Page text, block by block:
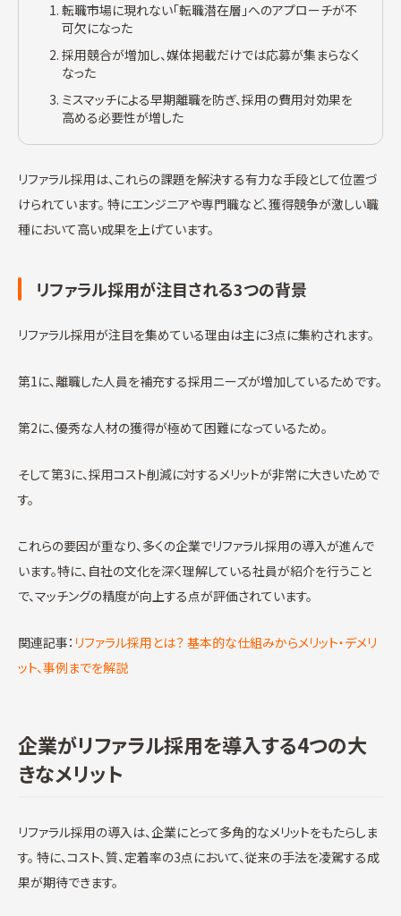
転職市場に現れない「転職潜在層」へのアプローチが不
可欠になった
採用競合が増加し、媒体掲載だけでは応募が集まらなく
なった
ミスマッチによる早期離職を防ぎ、採用の費用対効果を
高める必要性が増した
リファラル採用は、これらの課題を解決する有力な手段として位置づ
けられています。 特にエンジニアや専門職など、獲得競争が激しい職
種において高い成果を上げています。
リファラル採用が注目される3つの背景
リファラル採用が注目を集めている理由は主に3点に集約されます。
第1に、離職した人員を補充する採用ニーズが増加しているためです。
第2に、優秀な人材の獲得が極めて困難になっているため。
そして第3に、採用コスト削減に対するメリットが非常に大きいためで
す。
これらの要因が重なり、多くの企業でリファラル採用の導入が進んで
います。特に、自社の文化を深く理解している社員が紹介を行うこと
で、マッチングの精度が向上する点が評価されています。
関連記事： リファラル採用とは？ 基本的な仕組みからメリット・デメリ
ット、事例までを解説
企業がリファラル採用を導入する4つの大
きなメリット
リファラル採用の導入は、企業にとって多角的なメリットをもたらしま
す。 特に、コスト、質、定着率の3点において、従来の手法を凌駕する成
果が期待できます。